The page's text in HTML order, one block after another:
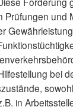
Prüfungen und
bei
in